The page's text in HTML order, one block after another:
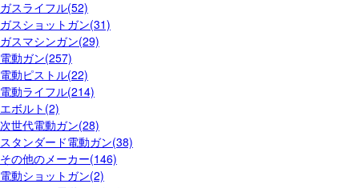
ガスライフル(52)
ガスショットガン(31)
ガスマシンガン(29)
電動ガン(257)
電動ピストル(22)
電動ライフル(214)
エボルト(2)
次世代電動ガン(28)
スタンダード電動ガン(38)
その他のメーカー(146)
電動ショットガン(2)